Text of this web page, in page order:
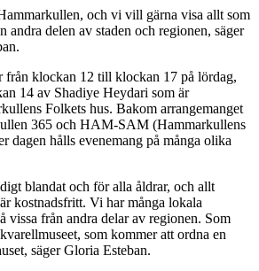
och vi vill gärna visa allt som
andra delen av staden och regionen, säger
från klockan 12 till klockan 17 på lördag,
14 av Shadiye Heydari som är
Folkets hus. Bakom arrangemanget
365 och HAM-SAM (Hammarkullens
dagen hålls evenemang på många olika
blandat och för alla åldrar, och allt
kostnadsfritt. Vi har många lokala
vissa från andra delar av regionen. Som
som kommer att ordna en
säger Gloria Esteban.